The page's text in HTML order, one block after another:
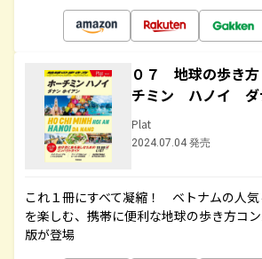
０７ 地球の歩き
チミン ハノイ ダ
Plat
2024.07.04 発売
これ１冊にすべて凝縮！ ベトナムの人
を楽しむ、携帯に便利な地球の歩き方コ
版が登場